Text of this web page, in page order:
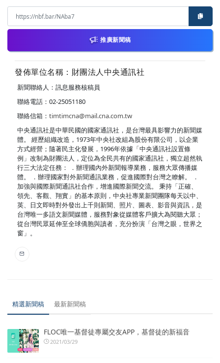
推廣新聞稿
發佈單位名稱：財團法人中央通訊社
新聞聯絡人：訊息服務核稿員
聯絡電話：02-25051180
聯絡信箱： timtimcna@mail.cna.com.tw
中央通訊社是中華民國的國家通訊社，是台灣最具影響力的新聞媒
體。 經歷組織改造，1973年中央社改組為股份有限公司，以企業
方式經營；隨著民主化發展，1996年依據「中央通訊社設置條
例」改制為財團法人，定位為全民共有的國家通訊社，獨立超然執
行三大法定任務： ．辦理國內外新聞報導業務，服務大眾傳播媒
體。 ．辦理國家對外新聞通訊業務，促進國際對台灣之瞭解。 ．
加強與國際新聞通訊社合作，增進國際新聞交流。 秉持「正確、
領先、客觀、翔實」的基本原則，中央社專業新聞團隊每天以中、
英、日文即時對外發出上千則新聞、照片、圖表、影音與資訊，是
台灣唯一多語文新聞媒體，服務對象從媒體客戶擴大為閱聽大眾；
從台灣民眾延伸至全球僑胞與讀者，充分扮演「台灣之眼，世界之
窗」。
精選新聞稿 最新新聞稿
FLOC唯一基督徒專屬交友APP，基督徒的新福音
2021/03/29